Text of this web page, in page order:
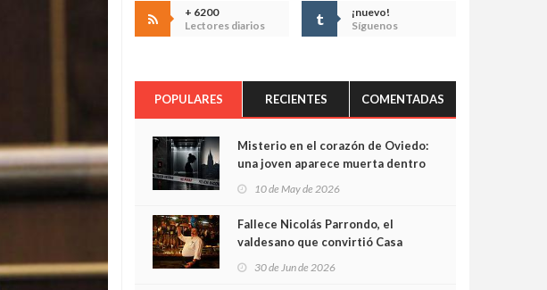
+ 6200
Lectores diarios
¡nuevo!
Síguenos
POPULARES RECIENTES COMENTADAS
Misterio en el corazón de Oviedo:
una joven aparece muerta dentro
cámaras captan sus últimos
minutos
10 de May de 2026
Fallece Nicolás Parrondo, el
valdesano que convirtió Casa
30 de Jun de 2026